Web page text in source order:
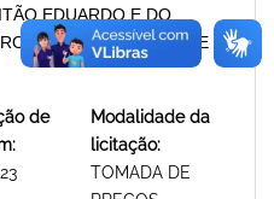
EDUARDO E DO
EXECUÇÃO DE
de
Modalidade da
licitação:
TOMADA DE